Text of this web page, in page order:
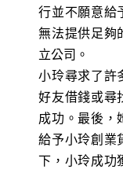
行並不願意給
無法提供足夠
立公司。
小玲尋求了許
好友借錢或尋
成功。最後，
給予小玲創業
下，小玲成功